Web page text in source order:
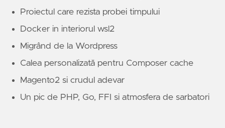
Proiectul care rezista probei timpului
Docker in interiorul wsl2
Migrând de la Wordpress
Calea personalizată pentru Composer cache
Magento2 si crudul adevar
Un pic de PHP, Go, FFI si atmosfera de sarbatori